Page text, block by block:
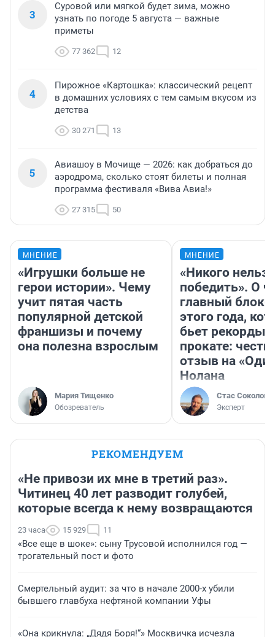
3
Суровой или мягкой будет зима, можно
узнать по погоде 5 августа — важные
приметы
77 362 12
4
Пирожное «Картошка»: классический рецепт
в домашних условиях с тем самым вкусом из
детства
30 271 13
5
Авиашоу в Мочище — 2026: как добраться до
аэродрома, сколько стоят билеты и полная
программа фестиваля «Вива Авиа!»
27 315 50
МНЕНИЕ
«Игрушки больше не
герои истории». Чему
учит пятая часть
популярной детской
франшизы и почему
она полезна взрослым
Мария Тищенко
Обозреватель
МНЕНИЕ
«Никого нельзя
победить». О
главный
этого года,
бьет рекорды в
прокате:
отзыв на
Нолана
Стас Соколов
Эксперт
РЕКОМЕНДУЕМ
«Не привози их мне в третий раз».
Читинец 40 лет разводит голубей,
которые всегда к нему возвращаются
23 часа 15 929 11
«Все еще в шоке»: сыну Трусовой исполнился год —
трогательный пост и фото
Смертельный аудит: за что в начале 2000-х убили
бывшего главбуха нефтяной компании Уфы
«Она крикнула: „Дядя Боря!“» Москвичка исчезла